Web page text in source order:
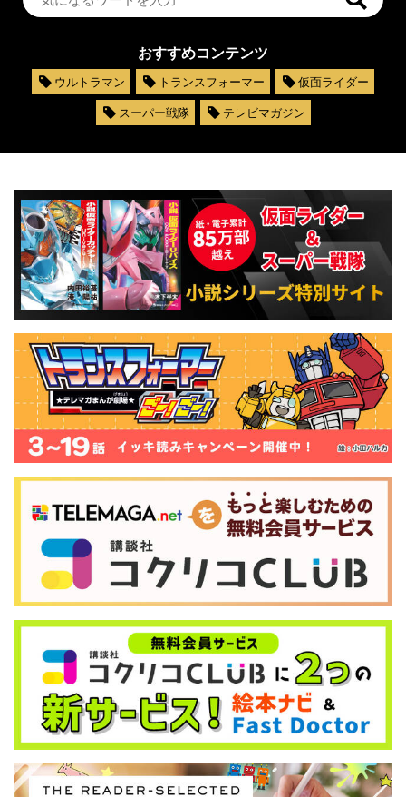
おすすめコンテンツ
ウルトラマン トランスフォーマー
仮面ライダー
スーパー戦隊
テレビマガジン